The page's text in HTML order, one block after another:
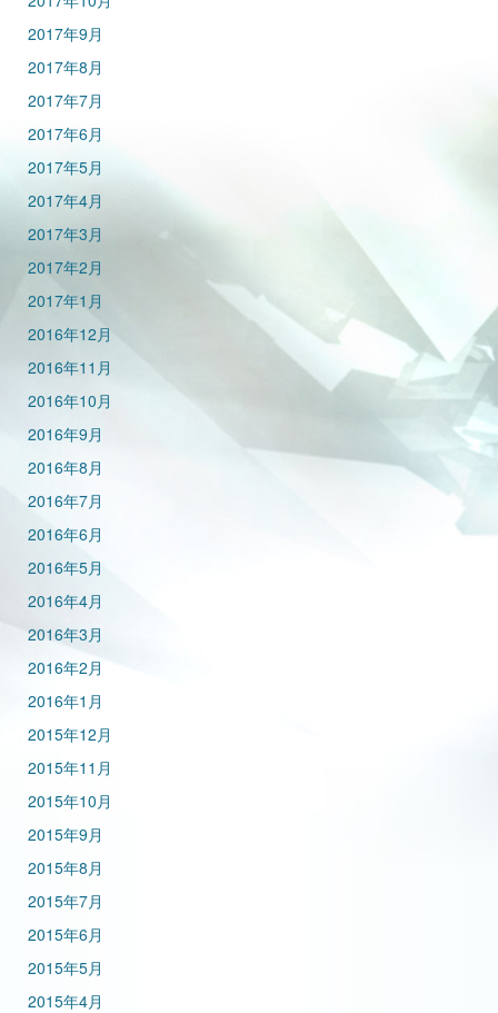
2017年9月
2017年8月
2017年7月
2017年6月
2017年5月
2017年4月
2017年3月
2017年2月
2017年1月
2016年12月
2016年11月
2016年10月
2016年9月
2016年8月
2016年7月
2016年6月
2016年5月
2016年4月
2016年3月
2016年2月
2016年1月
2015年12月
2015年11月
2015年10月
2015年9月
2015年8月
2015年7月
2015年6月
2015年5月
2015年4月